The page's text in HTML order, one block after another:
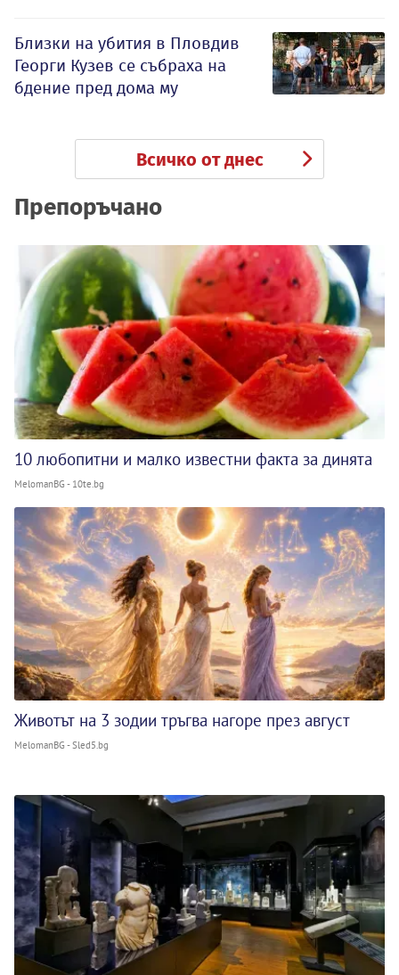
Близки на убития в Пловдив
Георги Кузев се събраха на
бдение пред дома му
Всичко от днес
Препоръчано
10 любопитни и малко известни факта за динята
MelomanBG - 10te.bg
Животът на 3 зодии тръгва нагоре през август
MelomanBG - Sled5.bg